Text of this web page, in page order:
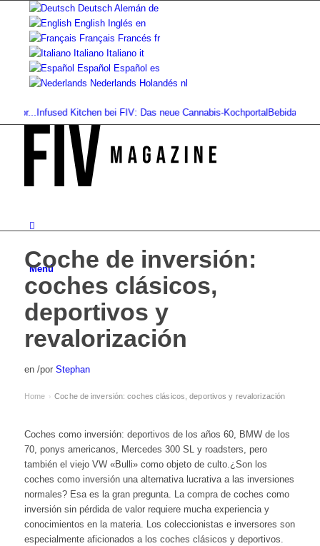
Deutsch Alemán de
English Inglés en
Français Francés fr
Italiano Italiano it
Español Español es
Nederlands Holandés nl
Infused Kitchen bei FIV: Das neue Cannabis-KochportalBebidas de
Menú
Coche de inversión:
coches clásicos,
deportivos y
revalorización
en /por Stephan
Home › Coche de inversión: coches clásicos, deportivos y revalorización
Coches como inversión: deportivos de los años 60, BMW de los
70, ponys americanos, Mercedes 300 SL y roadsters, pero
también el viejo VW «Bulli» como objeto de culto.¿Son los
coches como inversión una alternativa lucrativa a las inversiones
normales? Esa es la gran pregunta. La compra de coches como
inversión sin pérdida de valor requiere mucha experiencia y
conocimientos en la materia. Los coleccionistas e inversores son
especialmente aficionados a los coches clásicos y deportivos.